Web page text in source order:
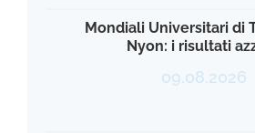
Mondiali Universitari di
Nyon: i risultati
09.08.2026